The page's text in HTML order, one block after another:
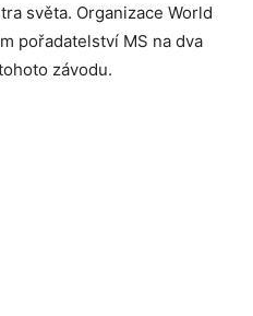
světa. Organizace World
pořadatelství MS na dva
závodu.